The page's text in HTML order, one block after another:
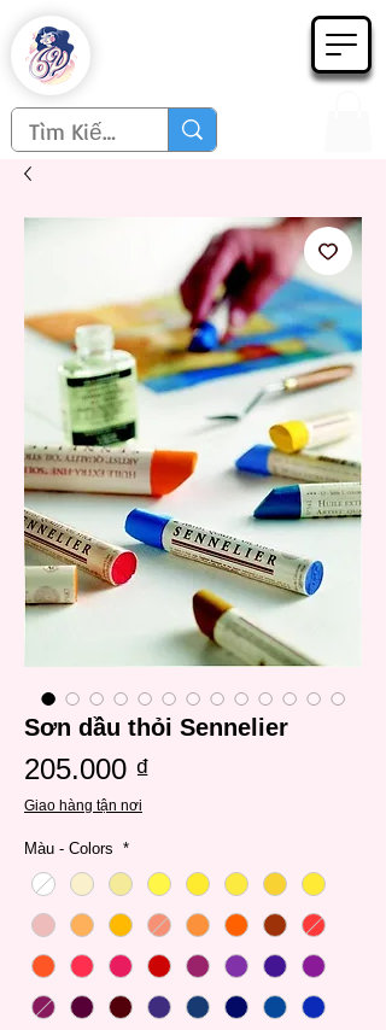
Sơn dầu thỏi Sennelier
205.000 ₫
Giao hàng tận nơi
Màu - Colors *